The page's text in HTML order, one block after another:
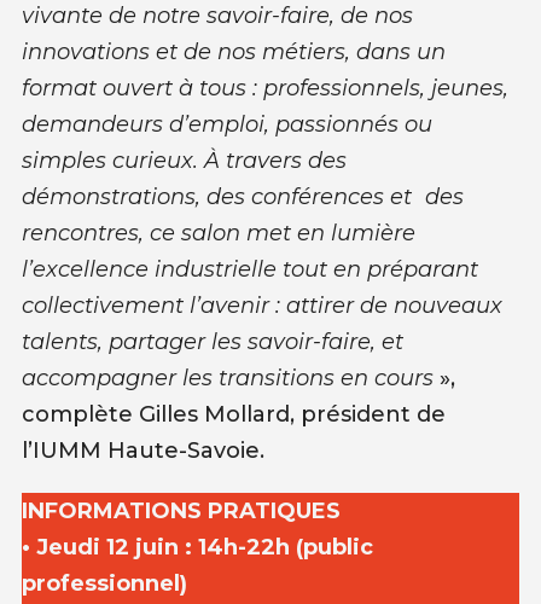
vivante de notre savoir-faire, de nos
innovations et de nos métiers, dans un
format ouvert à tous : professionnels, jeunes,
demandeurs d’emploi, passionnés ou
simples curieux. À travers des
démonstrations, des conférences et des
rencontres, ce salon met en lumière
l’excellence industrielle tout en préparant
collectivement l’avenir : attirer de nouveaux
talents, partager les savoir-faire, et
accompagner les transitions en cours »,
complète Gilles Mollard, président de
l’IUMM Haute-Savoie.
INFORMATIONS PRATIQUES
• Jeudi 12 juin : 14h-22h (public
professionnel)